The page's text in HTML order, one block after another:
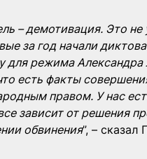
– демотивация. Это
за год начали
для режима
есть факты
правом. У нас
зависит от решения
обвинения”, –